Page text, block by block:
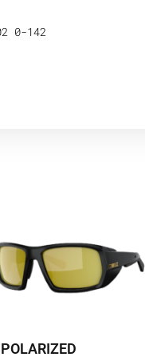
0-142